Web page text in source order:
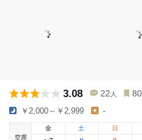
3.08 22 人
￥2,000～￥2,999 -
空席
金
土 日